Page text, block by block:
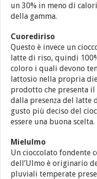
un 30% in meno di
della gamma.
Cuorediriso
Questo è invece un
latte di riso, quindi
coloro i quali devono
lattosio nella propria
prodotto che presenta
dalla presenza del latte
gusto più deciso del
essere una buona scelta.
Mielulmo
Un cioccolato fondente
dell’Ulmo è originario
pluviali temperate